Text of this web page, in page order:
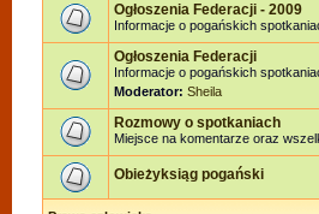
Ogłoszenia Federacji - 2009
Informacje o pogańskich
Ogłoszenia Federacji
Informacje o pogańskich
Moderator: Sheila
Rozmowy o spotkaniach
Miejsce na komentarze oraz
Obieżyksiąg pogański